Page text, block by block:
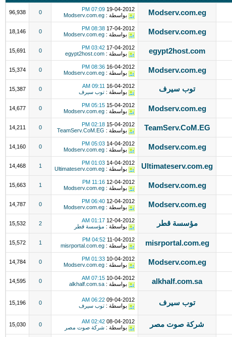
Modserv.com.eg
19-04-2012
07:09 PM
بواسطة : Modserv.com.eg
0
96,938
Modserv.com.eg
17-04-2012
08:38 PM
بواسطة : Modserv.com.eg
0
18,146
egypt2host.com
17-04-2012
03:42 PM
بواسطة : egypt2host.com
0
15,691
Modserv.com.eg
16-04-2012
08:36 PM
بواسطة : Modserv.com.eg
0
15,374
توب سيرف 16-04-2012
09:11 AM
بواسطة : توب سيرف 0
15,387
Modserv.com.eg
15-04-2012
05:15 PM
بواسطة : Modserv.com.eg
0
14,677
TeamServ.CoM.EG
15-04-2012
02:18 PM
بواسطة : TeamServ.CoM.EG
0
14,211
Modserv.com.eg
14-04-2012
05:03 PM
بواسطة : Modserv.com.eg
0
14,160
Ultimateserv.com.eg
14-04-2012
01:03 PM
بواسطة : Ultimateserv.com.eg
1
14,468
Modserv.com.eg
12-04-2012
11:16 PM
بواسطة : Modserv.com.eg
1
15,663
Modserv.com.eg
12-04-2012
06:40 PM
بواسطة : Modserv.com.eg
0
14,787
مؤسسة قطر 12-04-2012
01:17 AM
بواسطة : مؤسسة قطر 2
15,532
misrportal.com.eg
11-04-2012
04:52 PM
بواسطة : misrportal.com.eg
1
15,572
Modserv.com.eg
10-04-2012
01:33 PM
بواسطة : Modserv.com.eg
0
14,784
alkhalf.com.sa
10-04-2012
07:15 AM
بواسطة : alkhalf.com.sa
0
14,595
توب سيرف 09-04-2012
06:22 AM
بواسطة : توب سيرف 0
15,196
شركة صوت مصر 08-04-2012
02:42 AM
بواسطة : شركة صوت مصر 0
15,030